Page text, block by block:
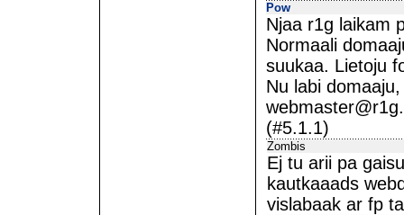
Pow
Njaa r1g laikam
Normaali
suukaa. Lietoju
Nu labi
(#5.1.1)
Zombis
Ej tu arii pa
kautkaaads
vislabaak ar fp